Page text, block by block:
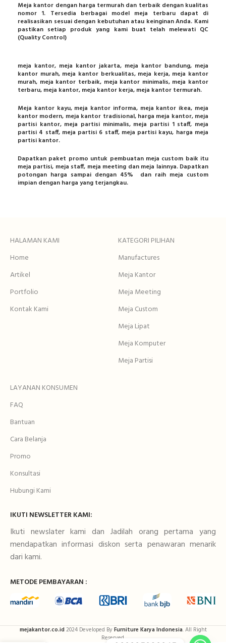
Meja kantor dengan harga termurah dan terbaik dengan kualitas
nomor 1. Tersedia berbagai model meja terbaru dapat di
realisasikan sesuai dengan kebutuhan atau keinginan Anda. Kami
pastikan setiap produk yang kami buat telah melewati QC
(Quality Control)
meja kantor, meja kantor jakarta, meja kantor bandung, meja
kantor murah, meja kantor berkualitas, meja kerja, meja kantor
murah, meja kantor terbaik, meja kantor minimalis, meja kantor
terbaru, meja kantor, meja kantor kerja, meja kantor termurah.
Meja kantor kayu, meja kantor informa, meja kantor ikea, meja
kantor modern, meja kantor tradisional, harga meja kantor, meja
partisi kantor, meja partisi minimalis, meja partisi 1 staff, meja
partisi 4 staff, meja partisi 6 staff, meja partisi kayu, harga meja
partisi kantor.
Dapatkan paket promo untuk pembuatan meja custom baik itu
meja partisi, meja staff, meja meeting dan meja lainnya. Dapatkan
potongan harga sampai dengan 45% dan raih meja custom
impian dengan harga yang terjangkau.
HALAMAN KAMI
Home
Artikel
Portfolio
Kontak Kami
KATEGORI PILIHAN
Manufactures
Meja Kantor
Meja Meeting
Meja Custom
Meja Lipat
Meja Komputer
Meja Partisi
LAYANAN KONSUMEN
FAQ
Bantuan
Cara Belanja
Promo
Konsultasi
Hubungi Kami
IKUTI NEWSLETTER KAMI:
Ikuti newslater kami dan Jadilah orang pertama yang
mendapatkan informasi diskon serta penawaran menarik
dari kami.
METODE PEMBAYARAN :
mejakantor.co.id 2024 Developed By Furniture Karya Indonesia. All Right
Reserved.